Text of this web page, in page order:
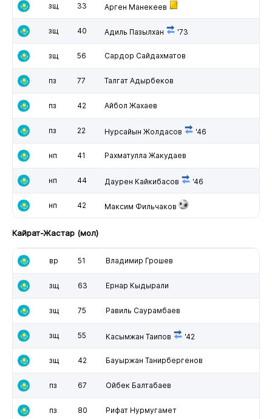
зщ 33 Арген Манекеев
зщ 40 Адиль Пазылхан '73
зщ 56 Сардор Сайдахматов
пз 77 Талгат Адырбеков
пз 42 Айбол Жахаев
пз 22 Нурсайын Жолдасов '46
нп 41 Рахматулла Жакудаев
нп 44 Даурен Кайкибасов '46
нп 42 Максим Фильчаков
Кайрат-Жастар (мол)
вр 51 Владимир Грошев
зщ 63 Ернар Кыдырали
зщ 75 Равиль Саурамбаев
зщ 55 Касымжан Таипов '42
зщ 42 Бауыржан Танирбергенов
пз 67 Ойбек Балтабаев
пз 80 Рифат Нурмугамет